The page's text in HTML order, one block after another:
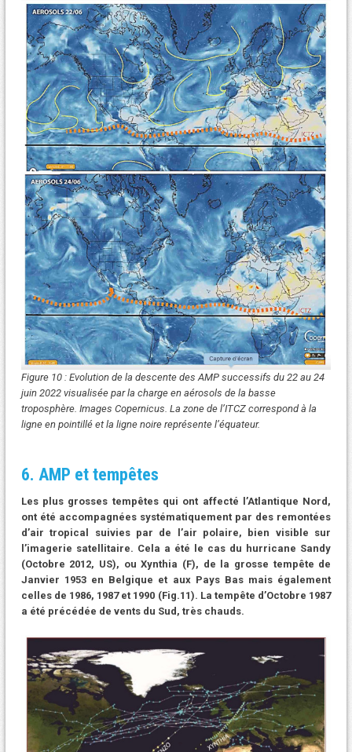
Figure 10 : Evolution de la descente des AMP successifs du 22 au 24
juin 2022 visualisée par la charge en aérosols de la basse
troposphère. Images Copernicus. La zone de l’ITCZ correspond à la
ligne en pointillé et la ligne noire représente l’équateur.
6. AMP et tempêtes
Les plus grosses tempêtes qui ont affecté l’Atlantique Nord,
ont été accompagnées systématiquement par des remontées
d’air tropical suivies par de l’air polaire, bien visible sur
l’imagerie satellitaire. Cela a été le cas du hurricane Sandy
(Octobre 2012, US), ou Xynthia (F), de la grosse tempête de
Janvier 1953 en Belgique et aux Pays Bas mais également
celles de 1986, 1987 et 1990 (Fig.11). La tempête d’Octobre 1987
a été précédée de vents du Sud, très chauds.